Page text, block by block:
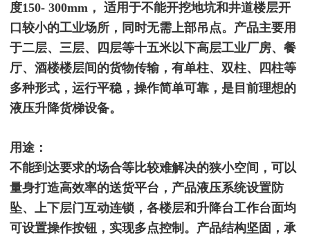
度150- 300mm， 适用于不能开挖地坑和井道楼层开
口较小的工业场所，同时无需上部吊点。产品主要用
于二层、三层、四层等十五米以下高层工业厂房、餐
厅、酒楼楼层间的货物传输，有单柱、双柱、四柱等
多种形式，运行平稳，操作简单可靠，是目前理想的
液压升降货梯设备。
用途：
不能到达要求的场合等比较难解决的狭小空间，可以
量身打造高效率的送货平台，产品液压系统设置防
坠、上下层门互动连锁，各楼层和升降台工作台面均
可设置操作按钮，实现多点控制。产品结构坚固，承